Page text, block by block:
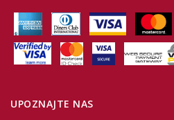
UPOZNAJTE NAS